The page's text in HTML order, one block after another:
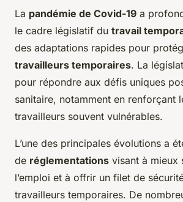
La pandémie de Covid-19 a
le cadre législatif du travail
des adaptations rapides pour
travailleurs temporaires. La
pour répondre aux défis uniques
sanitaire, notamment en renforçant
travailleurs souvent vulnérables.
L’une des principales évolutions a
de réglementations visant à mieux
l’emploi et à offrir un filet de
travailleurs temporaires. De